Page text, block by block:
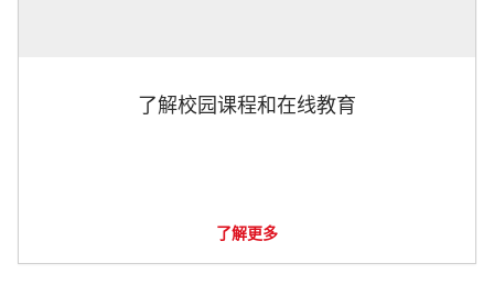
了解校园课程和在线教育
了解更多